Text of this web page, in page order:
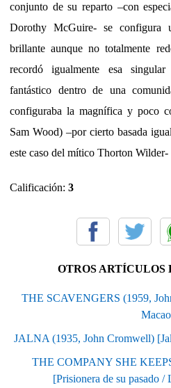
conjunto de su reparto –con
Dorothy McGuire- se configura
brillante aunque no totalmente
recordó igualmente esa
fantástico dentro de una
configuraba la magnífica y poco
Sam Wood) –por cierto basada
este caso del mítico Thorton Wilder-
Calificación: 3
OTROS ARTÍCULOS
THE SCAVENGERS (1959,
Macao
JALNA (1935, John Cromwell)
THE COMPANY SHE
[Prisionera de su pasado